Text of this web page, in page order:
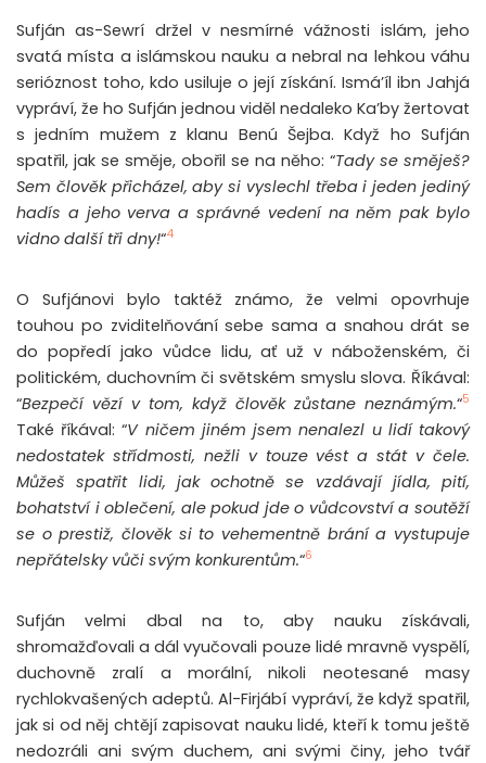
Sufján as-Sewrí držel v nesmírné vážnosti islám, jeho
svatá místa a islámskou nauku a nebral na lehkou váhu
serióznost toho, kdo usiluje o její získání. Ismá’íl ibn Jahjá
vypráví, že ho Sufján jednou viděl nedaleko Ka’by žertovat
s jedním mužem z klanu Benú Šejba. Když ho Sufján
spatřil, jak se směje, obořil se na něho: “Tady se směješ?
Sem člověk přicházel, aby si vyslechl třeba i jeden jediný
hadís a jeho verva a správné vedení na něm pak bylo
vidno další tři dny!“4
O Sufjánovi bylo taktéž známo, že velmi opovrhuje
touhou po zviditelňování sebe sama a snahou drát se
do popředí jako vůdce lidu, ať už v náboženském, či
politickém, duchovním či světském smyslu slova. Říkával:
“Bezpečí vězí v tom, když člověk zůstane neznámým.“5
Také říkával: “V ničem jiném jsem nenalezl u lidí takový
nedostatek střídmosti, nežli v touze vést a stát v čele.
Můžeš spatřit lidi, jak ochotně se vzdávají jídla, pití,
bohatství i oblečení, ale pokud jde o vůdcovství a soutěží
se o prestiž, člověk si to vehementně brání a vystupuje
nepřátelsky vůči svým konkurentům.“6
Sufján velmi dbal na to, aby nauku získávali,
shromažďovali a dál vyučovali pouze lidé mravně vyspělí,
duchovně zralí a morální, nikoli neotesané masy
rychlokvašených adeptů. Al-Firjábí vypráví, že když spatřil,
jak si od něj chtějí zapisovat nauku lidé, kteří k tomu ještě
nedozráli ani svým duchem, ani svými činy, jeho tvář